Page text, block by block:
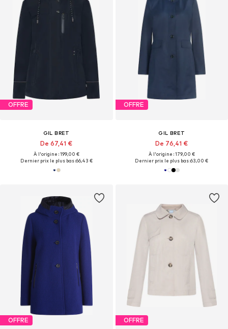
OFFRE
GIL BRET
De 67,41 €
À l'origine : 199,00 €
Dernier prix le plus bas :66,43 €
OFFRE
GIL BRET
De 76,41 €
À l'origine : 179,00 €
Dernier prix le plus bas :63,00 €
OFFRE OFFRE